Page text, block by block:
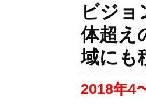
ビジ
体超え
域にも
2018年4